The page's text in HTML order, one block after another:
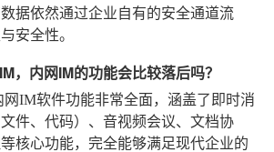
据依然通过企业自有的安全通道流
安全性。
，内网IM的功能会比较落后吗？
网IM软件功能非常全面，涵盖了即时消
件、代码）、音视频会议、文档协
核心功能，完全能够满足现代企业的